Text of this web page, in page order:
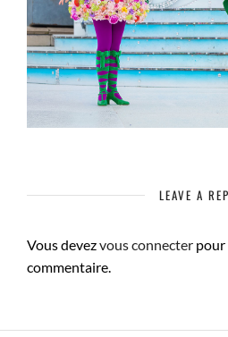
LEAVE A
Vous devezvous connecter pour
commentaire.